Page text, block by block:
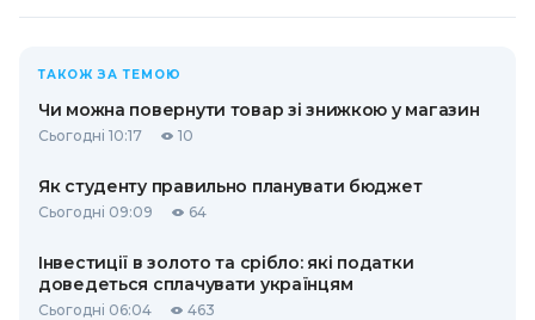
ТАКОЖ ЗА ТЕМОЮ
Чи можна повернути товар зі знижкою у магазин
Сьогодні 10:17 10
Як студенту правильно планувати бюджет
Сьогодні 09:09 64
Інвестиції в золото та срібло: які податки
доведеться сплачувати українцям
Сьогодні 06:04 463